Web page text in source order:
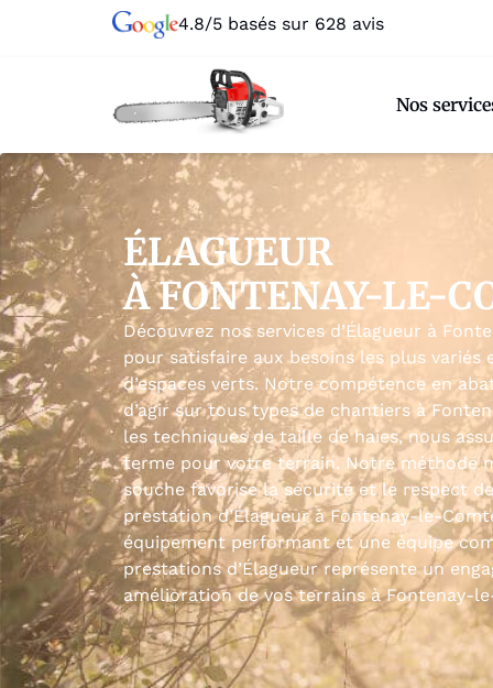
4.8/5 basés sur 628 avis
Nos
ÉLAGUEUR
À FONTENAY-LE-
Découvrez nos services d’Élagueur à
pour satisfaire aux besoins les plus variés
d’espaces verts. Notre compétence en
d’agir sur tous types de chantiers à
les techniques de taille de haies, nous
terme pour votre terrain. Notre méthode
souche favorise la sécurité et le respect
prestation d’Élagueur à Fontenay-le-
équipement performant et une équipe
prestations d’Élagueur représente un
amélioration de vos terrains à Fontenay-